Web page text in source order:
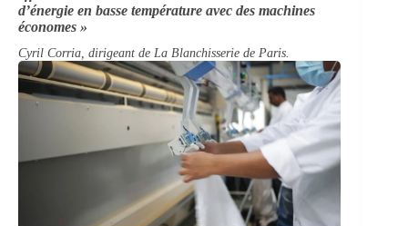
d’énergie en basse température avec des machines
économes »
Cyril Corria, dirigeant de La Blanchisserie de Paris.